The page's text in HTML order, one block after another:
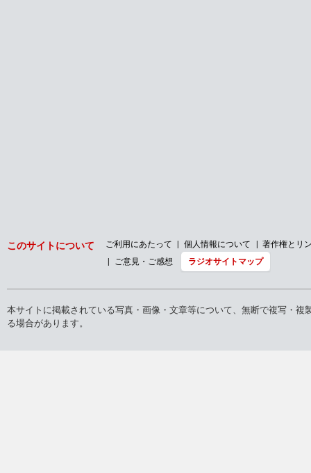
このサイトについて ご利用にあたって 個人情報について
著作権とリ
ご意見・ご感想
ラジオサイトマップ
本サイトに掲載されている写真・画像・文章等について、無断で複写・
る場合があります。